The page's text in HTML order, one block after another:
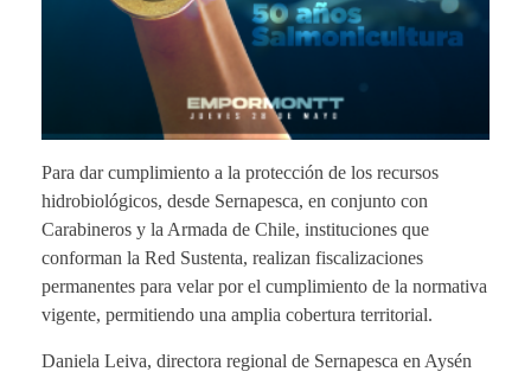
Para dar cumplimiento a la protección de los recursos
hidrobiológicos, desde Sernapesca, en conjunto con
Carabineros y la Armada de Chile, instituciones que
conforman la Red Sustenta, realizan fiscalizaciones
permanentes para velar por el cumplimiento de la normativa
vigente, permitiendo una amplia cobertura territorial.
Daniela Leiva, directora regional de Sernapesca en Aysén